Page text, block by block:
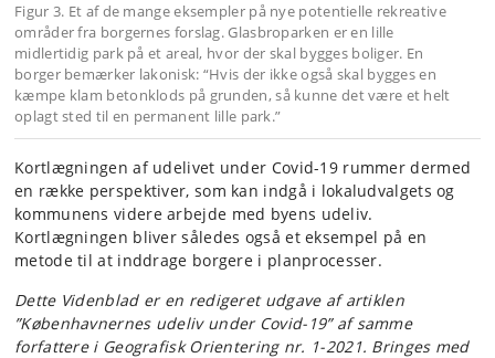
Figur 3. Et af de mange eksempler på nye potentielle rekreative
områder fra borgernes forslag. Glasbroparken er en lille
midlertidig park på et areal, hvor der skal bygges boliger. En
borger bemærker lakonisk: “Hvis der ikke også skal bygges en
kæmpe klam betonklods på grunden, så kunne det være et helt
oplagt sted til en permanent lille park.”
Kortlægningen af udelivet under Covid-19 rummer dermed
en række perspektiver, som kan indgå i lokaludvalgets og
kommunens videre arbejde med byens udeliv.
Kortlægningen bliver således også et eksempel på en
metode til at inddrage borgere i planprocesser.
Dette Videnblad er en redigeret udgave af artiklen
”Københavnernes udeliv under Covid-19” af samme
forfattere i Geografisk Orientering nr. 1-2021. Bringes med